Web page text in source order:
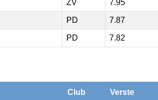
ZV 7.95
PD 7.87
PD 7.82
Club Verste